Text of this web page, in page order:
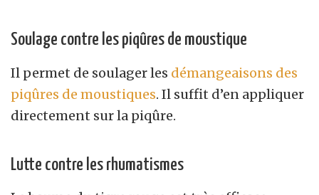
Soulage contre les piqûres de moustique
Il permet de soulager les démangeaisons des
piqûres de moustiques. Il suffit d’en appliquer
directement sur la piqûre.
Lutte contre les rhumatismes